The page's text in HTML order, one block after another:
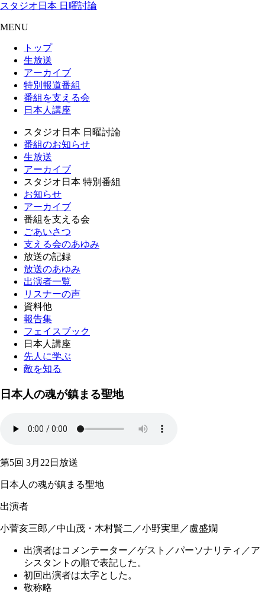
スタジオ日本 日曜討論
MENU
トップ
生放送
アーカイブ
特別報道番組
番組を支える会
日本人講座
スタジオ日本 日曜討論
番組のお知らせ
生放送
アーカイブ
スタジオ日本 特別番組
お知らせ
アーカイブ
番組を支える会
ごあいさつ
支える会のあゆみ
放送の記録
放送のあゆみ
出演者一覧
リスナーの声
資料他
報告集
フェイスブック
日本人講座
先人に学ぶ
敵を知る
日本人の魂が鎮まる聖地
第5回 3月22日放送
日本人の魂が鎮まる聖地
出演者
小菅亥三郎／中山茂 ・ 木村賢二／小野実里／盧盛嫻
出演者はコメンテーター／ゲスト／パーソナリティ／ア
シスタントの順で表記した。
初回出演者は太字とした。
敬称略